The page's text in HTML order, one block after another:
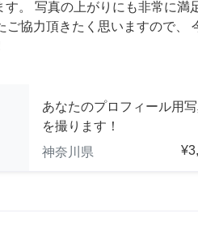
す。 写真の上がりにも非常に満
ご協力頂きたく思いますので、
あなたのプロフィール用
を撮ります！
神奈川県